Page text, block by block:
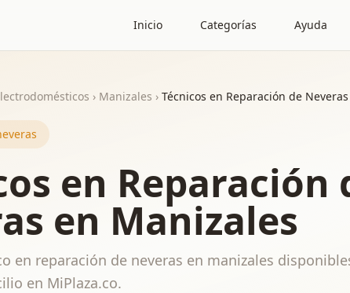
Inicio Categorías Ayuda
› Manizales › Técnicos en Reparación de
en Reparación
en Manizales
en reparación de neveras en manizales
en MiPlaza.co.